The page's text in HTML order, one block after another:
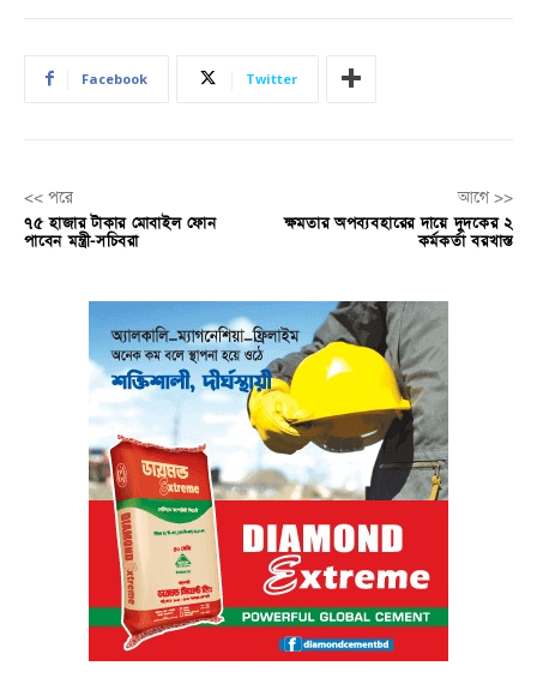
Facebook Twitter
<< পরে
৭৫ হাজার টাকার মোবাইল ফোন
পাবেন মন্ত্রী-সচিবরা
আগে >>
ক্ষমতার অপব্যবহারের দায়ে দুদকের ২
কর্মকর্তা বরখাস্ত